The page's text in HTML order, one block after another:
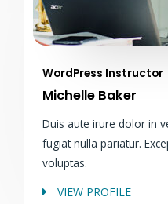
WordPress Instructor
Michelle Baker
Duis aute irure dolor in
fugiat nulla pariatur.
voluptas.
VIEW PROFILE